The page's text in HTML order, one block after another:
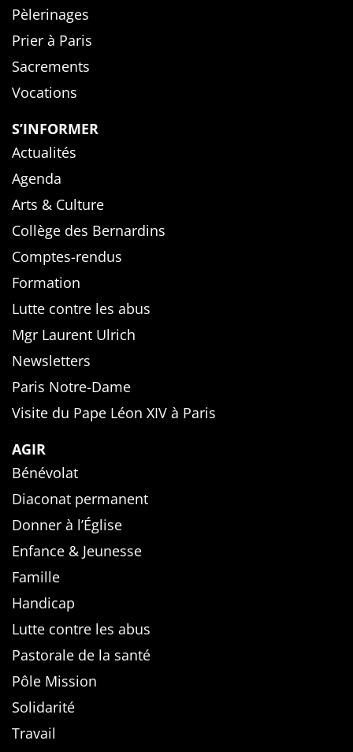
Pèlerinages
Prier à Paris
Sacrements
Vocations
S’INFORMER
Actualités
Agenda
Arts & Culture
Collège des Bernardins
Comptes-rendus
Formation
Lutte contre les abus
Mgr Laurent Ulrich
Newsletters
Paris Notre-Dame
Visite du Pape Léon XIV à Paris
AGIR
Bénévolat
Diaconat permanent
Donner à l’Église
Enfance & Jeunesse
Famille
Handicap
Lutte contre les abus
Pastorale de la santé
Pôle Mission
Solidarité
Travail